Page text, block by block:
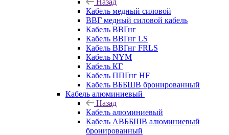
Кабель медный силовой
ВВГ медный силовой кабель
Кабель ВВГнг
Кабель ВВГнг LS
Кабель ВВГнг FRLS
Кабель NYM
Кабель КГ
Кабель ППГнг HF
Кабель ВББШВ бронированный
Кабель алюминиевый
Назад
Кабель алюминиевый
Кабель АВББШВ алюминиевый
бронированный